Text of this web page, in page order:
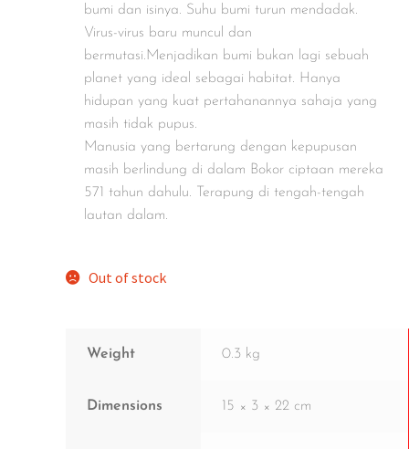
bumi dan isinya. Suhu bumi turun mendadak.
Virus-virus baru muncul dan
bermutasi.Menjadikan bumi bukan lagi sebuah
planet yang ideal sebagai habitat. Hanya
hidupan yang kuat pertahanannya sahaja yang
masih tidak pupus.
Manusia yang bertarung dengan kepupusan
masih berlindung di dalam Bokor ciptaan mereka
571 tahun dahulu. Terapung di tengah-tengah
lautan dalam.
Out of stock
Weight 0.3 kg
Dimensions 15 × 3 × 22 cm